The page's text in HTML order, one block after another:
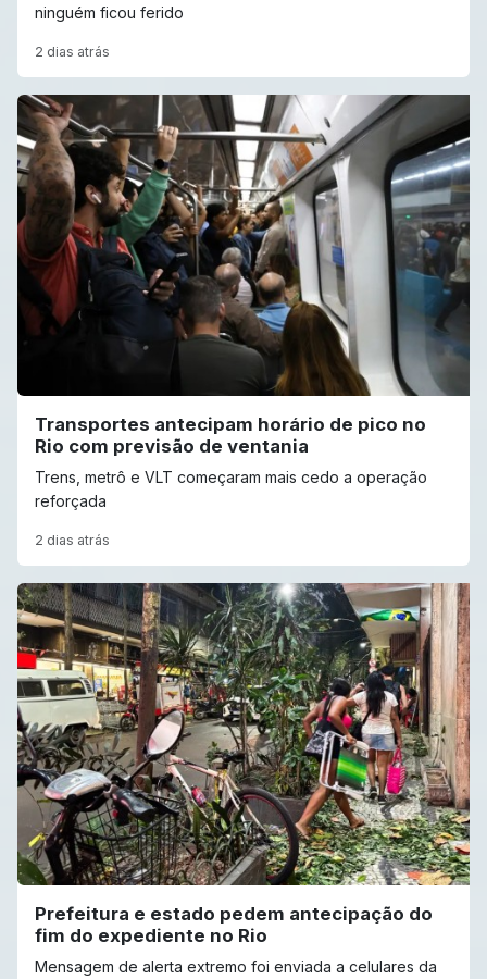
ninguém ficou ferido
2 dias atrás
Transportes antecipam horário de pico no
Rio com previsão de ventania
Trens, metrô e VLT começaram mais cedo a operação
reforçada
2 dias atrás
Prefeitura e estado pedem antecipação do
fim do expediente no Rio
Mensagem de alerta extremo foi enviada a celulares da